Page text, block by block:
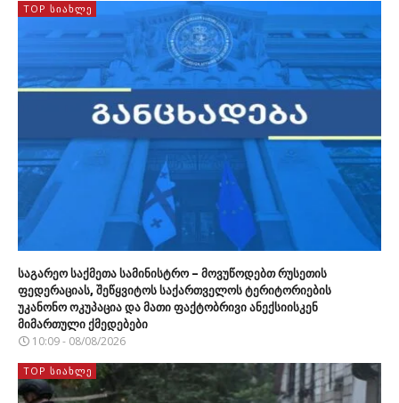
TOP ᲡᲘᲐᲮᲚᲔ
საგარეო საქმეთა სამინისტრო – მოვუწოდებთ რუსეთის
ფედერაციას, შეწყვიტოს საქართველოს ტერიტორიების
უკანონო ოკუპაცია და მათი ფაქტობრივი ანექსიისკენ
მიმართული ქმედებები
10:09 - 08/08/2026
TOP ᲡᲘᲐᲮᲚᲔ